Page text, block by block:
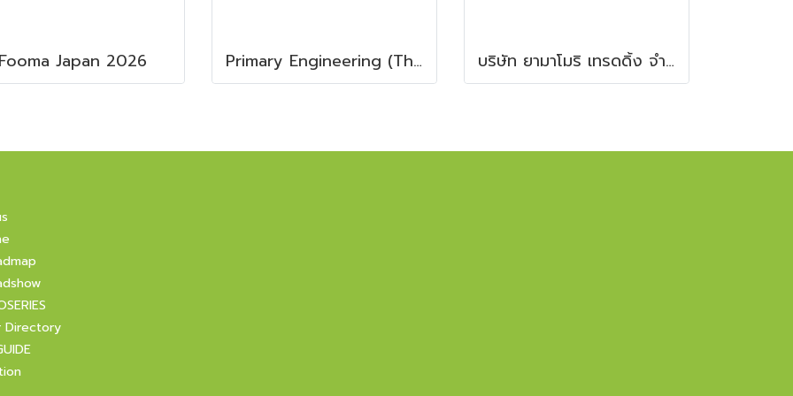
Japan 2026 Primary Engineering (Thailand) Ltd. บริษัท ยามาโมริ เทรดดิ้ง จำกัด
Directory